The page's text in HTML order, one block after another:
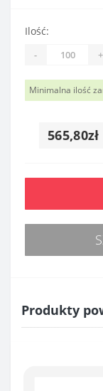
Ilość:
- +
Minimalna ilość
565,80zł
Produkty